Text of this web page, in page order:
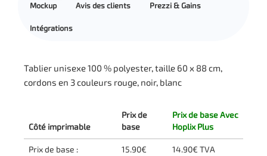
Mockup Avis des clients Prezzi & Gains
Intégrations
Tablier unisexe 100 % polyester, taille 60 x 88 cm,
cordons en 3 couleurs rouge, noir, blanc
Côté imprimable
Prix de
base
Prix de base Avec
Hoplix Plus
Prix de base :
15.90€
14.90€ TVA